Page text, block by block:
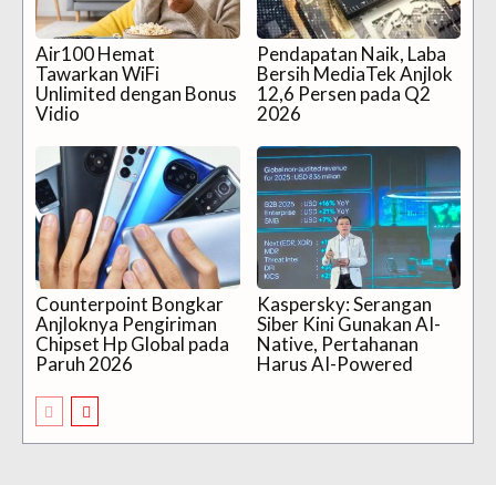
Air100 Hemat
Tawarkan WiFi
Unlimited dengan Bonus
Vidio
Pendapatan Naik, Laba
Bersih MediaTek Anjlok
12,6 Persen pada Q2
2026
Counterpoint Bongkar
Anjloknya Pengiriman
Chipset Hp Global pada
Paruh 2026
Kaspersky: Serangan
Siber Kini Gunakan AI-
Native, Pertahanan
Harus AI-Powered